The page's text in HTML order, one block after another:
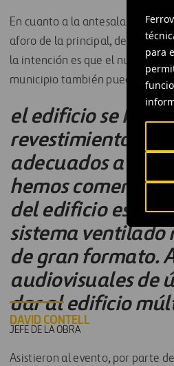
para
En cuanto a la antesala, podrá
aforo de la principal, de 550
la intención es que el nuevo
municipio también pueda
el edificio se ha
revestimientos de
adecuados a la
hemos
del edificio es la
sistema ventilado
de gran formato.
audiovisuales de
dar al edificio
DAVID CONTELL
JEFE DE LA OBRA
Asistieron al evento, por parte